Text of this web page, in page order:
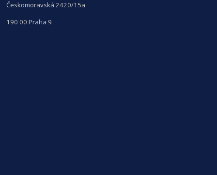
Českomoravská 2420/15a
190 00 Praha 9